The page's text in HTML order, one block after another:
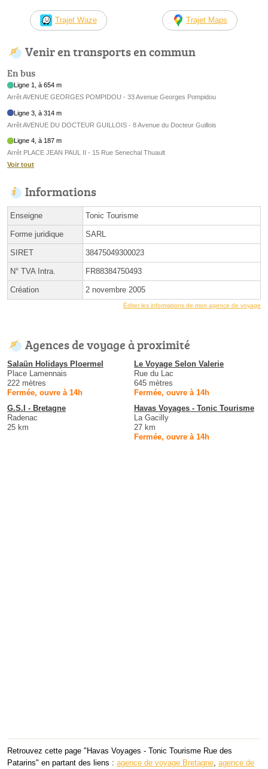
Trajet Waze Trajet Maps
Venir en transports en commun
En bus
Ligne 1, à 654 m
Arrêt AVENUE GEORGES POMPIDOU - 33 Avenue Georges Pompidou
Ligne 3, à 314 m
Arrêt AVENUE DU DOCTEUR GUILLOIS - 8 Avenue du Docteur Guillois
Ligne 4, à 187 m
Arrêt PLACE JEAN PAUL II - 15 Rue Senechal Thuault
Voir tout
Informations
Enseigne Tonic Tourisme
Forme juridique SARL
SIRET 38475049300023
N° TVA Intra. FR88384750493
Création 2 novembre 2005
Éditer les informations de mon agence de voyage
Agences de voyage à proximité
Salaün Holidays Ploermel
Place Lamennais
222 mètres
Fermée, ouvre à 14h
Le Voyage Selon Valerie
Rue du Lac
645 mètres
Fermée, ouvre à 14h
G.S.I - Bretagne
Radenac
25 km
Havas Voyages - Tonic Tourisme
La Gacilly
27 km
Fermée, ouvre à 14h
Retrouvez cette page "Havas Voyages - Tonic Tourisme Rue des
Patarins" en partant des liens : agence de voyage Bretagne, agence de